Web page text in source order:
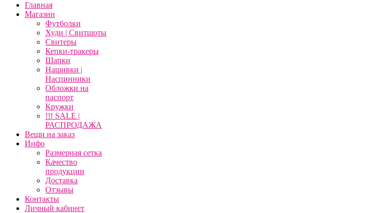
Главная
Магазин
Футболки
Худи | Свитшоты
Свитеры
Кепки-тракеры
Шапки
Нашивки |
Наспинники
Обложки на
паспорт
Кружки
!!! SALE |
РАСПРОДАЖА
Вещи на заказ
Инфо
Размерная сетка
Качество
продукции
Доставка
Отзывы
Контакты
Личный кабинет